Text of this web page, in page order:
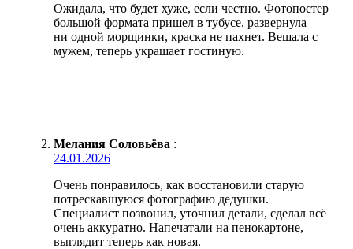
Ожидала, что будет хуже, если честно. Фотопостер
большой формата пришел в тубусе, развернула —
ни одной морщинки, краска не пахнет. Вешала с
мужем, теперь украшает гостиную.
Мелания Соловьёва :
24.01.2026
Очень понравилось, как восстановили старую
потрескавшуюся фотографию дедушки.
Специалист позвонил, уточнил детали, сделал всё
очень аккуратно. Напечатали на пенокартоне,
выглядит теперь как новая.